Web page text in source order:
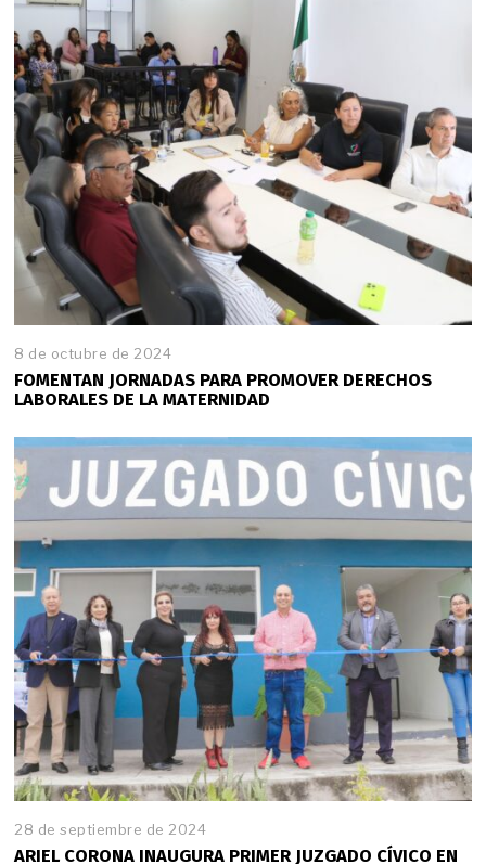
8 de octubre de 2024
FOMENTAN JORNADAS PARA PROMOVER DERECHOS
LABORALES DE LA MATERNIDAD
28 de septiembre de 2024
ARIEL CORONA INAUGURA PRIMER JUZGADO CÍVICO EN